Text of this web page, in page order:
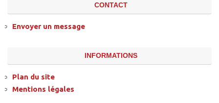
CONTACT
Envoyer un message
INFORMATIONS
Plan du site
Mentions légales